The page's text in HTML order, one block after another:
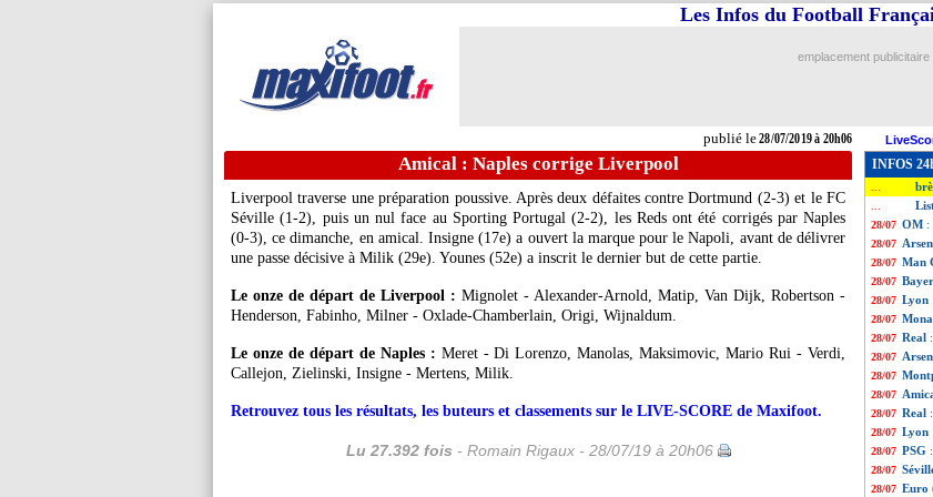
publié le28/07/2019 à 20h06
Les Infos du Football
emplacement publicitaire
Amical : Naples corrige Liverpool
Liverpool traverse une préparation poussive. Après deux défaites contre Dortmund (2-3) et le FC
Séville (1-2), puis un nul face au Sporting Portugal (2-2), les Reds ont été corrigés par Naples
(0-3), ce dimanche, en amical. Insigne (17e) a ouvert la marque pour le Napoli, avant de délivrer
une passe décisive à Milik (29e). Younes (52e) a inscrit le dernier but de cette partie.
Le onze de départ de Liverpool : Mignolet - Alexander-Arnold, Matip, Van Dijk, Robertson -
Henderson, Fabinho, Milner - Oxlade-Chamberlain, Origi, Wijnaldum.
Le onze de départ de Naples : Meret - Di Lorenzo, Manolas, Maksimovic, Mario Rui - Verdi,
Callejon, Zielinski, Insigne - Mertens, Milik.
Retrouvez tous les résultats, les buteurs et classements sur le LIVE-SCORE de Maxifoot.
Lu 27.392 fois - Romain Rigaux - 28/07/19 à 20h06
INFOS
28/07 OM :
28/07
28/07 Man
28/07
28/07 Lyon
28/07
28/07 Real
28/07
28/07
28/07
28/07 Real
28/07 Lyon
28/07 PSG
28/07
28/07 Euro